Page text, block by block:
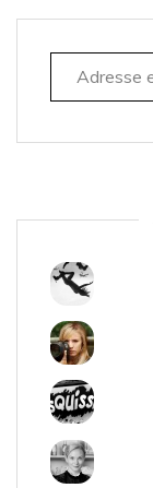
a
n
Adresse e-mail